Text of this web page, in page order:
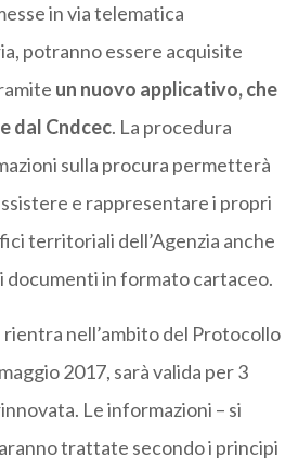
in via telematica
potranno essere acquisite
un nuovo applicativo, che
dal Cndcec. La procedura
sulla procura permetterà
e rappresentare i propri
territoriali dell’Agenzia anche
documenti in formato cartaceo.
rientra nell’ambito del Protocollo
2017, sarà valida per 3
Le informazioni – si
trattate secondo i principi